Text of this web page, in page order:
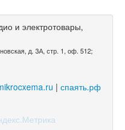
и электротовары,
д. 3А, стр. 1, оф. 512;
| спаять.рф